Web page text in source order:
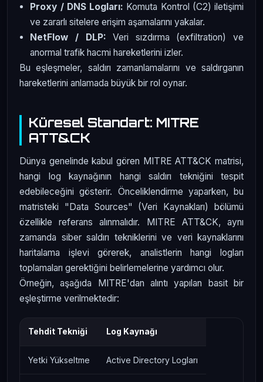
Proxy / DNS Logları: Komuta Kontrol (C2) iletişimi
ve zararlı sitelere erişim aşamalarını yakalar.
NetFlow / DLP: Veri sızdırma (exfiltration) ve
anormal trafik hacmi hareketlerini izler.
Bu eşleşmeler, saldırı zamanlamalarını ve saldırganın
hareketlerini anlamada büyük bir rol oynar.
Küresel Standart: MITRE
ATT&CK
Dünya genelinde kabul gören MITRE ATT&CK matrisi,
hangi log kaynağının hangi saldırı tekniğini tespit
edebileceğini gösterir. Önceliklendirme yaparken, bu
matristeki "Data Sources" (Veri Kaynakları) bölümü
özellikle referans alınmalıdır. MITRE ATT&CK, aynı
zamanda siber saldırı tekniklerini ve veri kaynaklarını
haritalama işlevi görerek, analistlerin hangi logları
toplamaları gerektiğini belirlemelerine yardımcı olur.
Örneğin, aşağıda MITRE'dan alıntı yapılan basit bir
eşleştirme verilmektedir:
Tehdit Tekniği Log Kaynağı
Yetki Yükseltme Active Directory Logları